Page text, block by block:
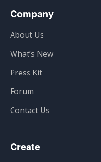
Company
About Us
What’s New
Press Kit
Forum
Contact Us
Create